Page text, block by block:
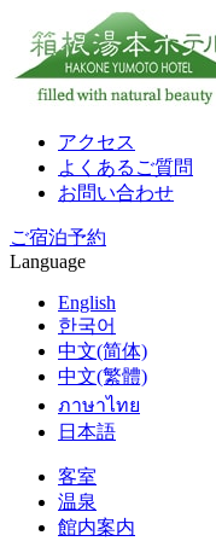
アクセス
よくあるご質問
お問い合わせ
ご宿泊予約
Language
English
한국어
中文(简体)
中文(繁體)
ภาษาไทย
日本語
客室
温泉
館内案内